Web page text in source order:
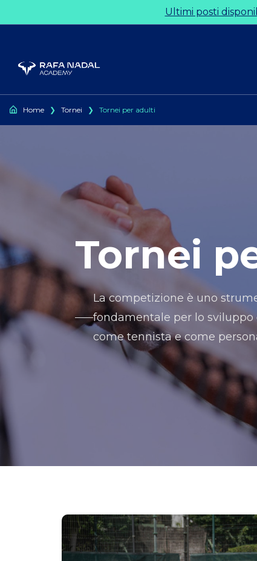
Ultimi posti
Home ❯ Tornei ❯ Tornei per adulti
Tornei
La competizione è uno
fondamentale per lo sviluppo
come tennista e come